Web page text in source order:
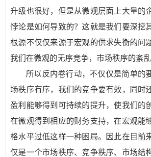
升级也很好，但是从微观层面上大量的
悖论是如何导致的？这就是我们要深挖
根源不仅仅来源于宏观的供求失衡的问
我们在微观的无序竞争，市场秩序的紊
所以反内卷行动，不仅仅是简单的
场秩序有序，我们的竞争要有效，同时
盈利能够得到可持续的提升，使我们的
在微观得到相应的财务支持，在宏观能
格水平过低这样一种困局。因此在目前
仅是一个市场秩序、竞争秩序、市场结